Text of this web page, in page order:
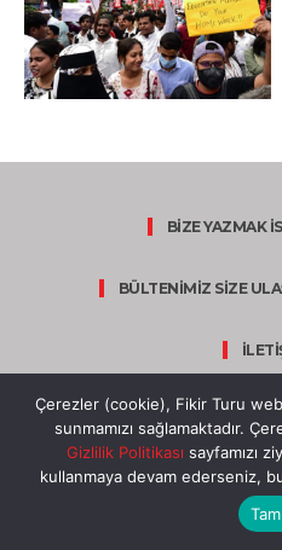
BİZE YAZMAK
BÜLTENİMİZ SİZE
Çerezler (cookie), Fikir Turu
sunmamızı sağlamaktadır.
Gizlilik Politikası sayfamızı
kullanmaya devam ederseniz,